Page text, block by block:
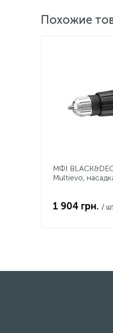
Похожие
МФІ
Multievo,
1 904 грн. /